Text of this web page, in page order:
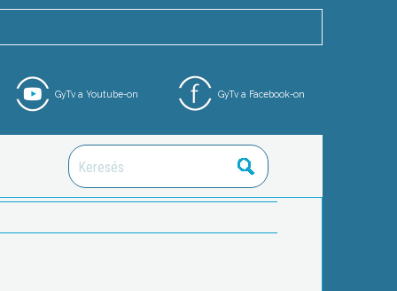
GyTv a Facebook-on
GyTv a Youtube-on